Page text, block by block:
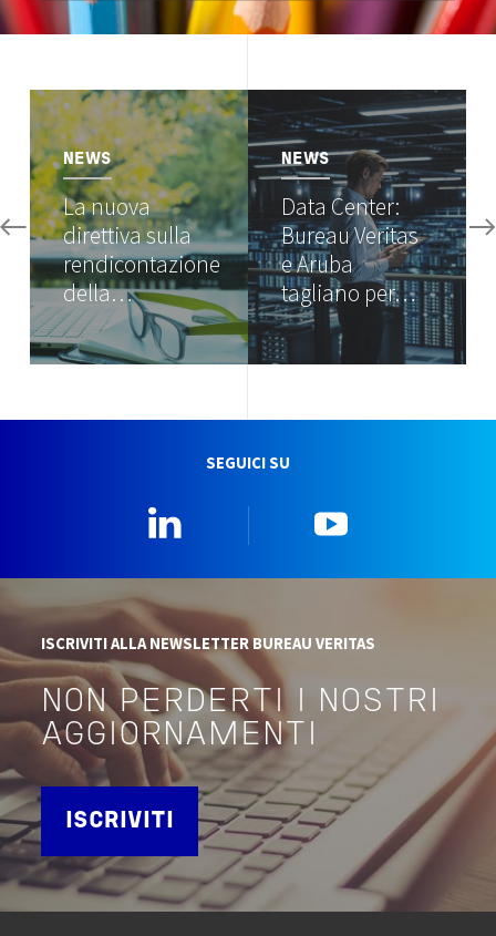
Image
NEWS
La nuova
direttiva sulla
rendicontazione
della…
NEWS
Data Center:
Bureau Veritas
e Aruba
tagliano per…
SEGUICI SU
ISCRIVITI ALLA NEWSLETTER BUREAU VERITAS
NON PERDERTI I NOSTRI
AGGIORNAMENTI
ISCRIVITI